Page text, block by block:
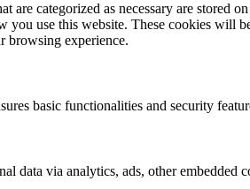
categorized as necessary are stored
you use this website. These cookies will
browsing experience.
basic functionalities and security
via analytics, ads, other embedded